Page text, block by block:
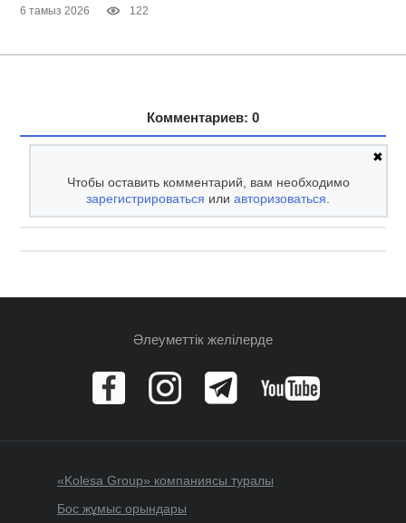
6 тамыз 2026 122
Комментариев: 0
✖
Чтобы оставить комментарий, вам необходимо
зарегистрироваться илиавторизоваться.
Әлеуметтік желілерде
«Kolesa Group» компаниясы туралы
Бос жұмыс орындары